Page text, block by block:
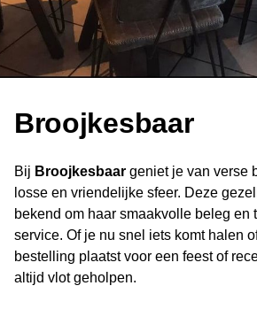
Broojkesbaar
Bij Broojkesbaar geniet je van verse
losse en vriendelijke sfeer. Deze
bekend om haar smaakvolle beleg en
service. Of je nu snel iets komt halen
bestelling plaatst voor een feest of
altijd vlot geholpen.